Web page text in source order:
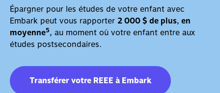
Épargner pour les études de votre enfant avec
Embark peut vous rapporter 2 000 $ de plus, en
moyenne5, au moment où votre enfant entre aux
études postsecondaires.
Transférer votre REEE à Embark